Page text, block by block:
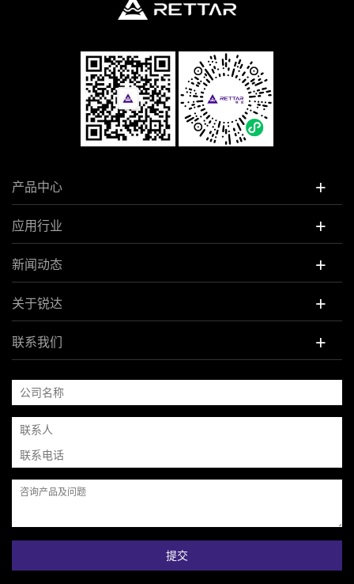
产品中心 +
应用行业 +
新闻动态 +
关于锐达 +
联系我们 +
提交